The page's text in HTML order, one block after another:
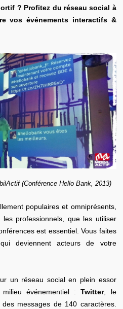
? Profitez du réseau social à
vos événements interactifs &
(Conférence Hello Bank, 2013)
populaires et omniprésents,
professionnels, que les utiliser
est essentiel. Vous faites
deviennentacteurs de votre
un réseau social en plein essor
événementiel :Twitter, le
messages de 140 caractères.